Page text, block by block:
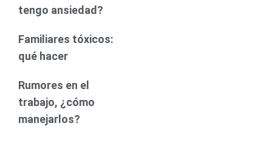
tengo ansiedad?
Familiares tóxicos:
qué hacer
Rumores en el
trabajo, ¿cómo
manejarlos?